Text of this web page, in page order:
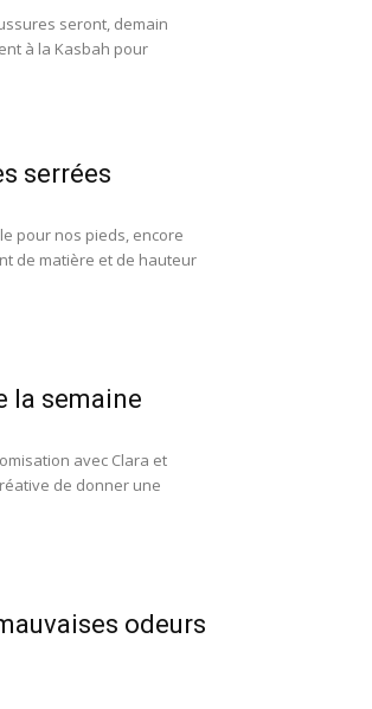
seront, demain
à la Kasbah pour
serrées
pour nos pieds, encore
de matière et de hauteur
la semaine
avec Clara et
de donner une
odeurs